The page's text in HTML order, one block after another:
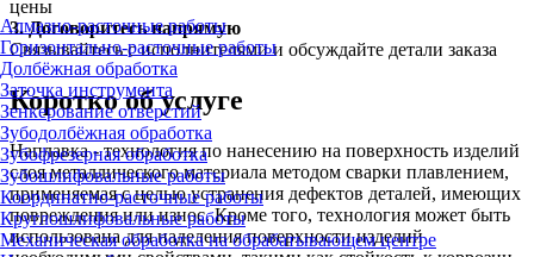
Алмазно-расточные работы
Горизонтально-расточные работы
Долбёжная обработка
Заточка инструмента
Зенкерование отверстий
Зубодолбёжная обработка
Зубофрезерная обработка
Зубошлифовальные работы
Координатно-расточные работы
Круглошлифовальные работы
Механическая обработка на обрабатывающем центре
цены
3.Договоритесь напрямую
Связывайтесь с исполнителями и обсуждайте детали заказа
Коротко об услуге
Наплавка - технология по нанесению на поверхность изделий
слоя металлического материала методом сварки плавлением,
применяемая с целью устранения дефектов деталей, имеющих
повреждения или износ. Кроме того, технология может быть
использована для наделения поверхности изделий